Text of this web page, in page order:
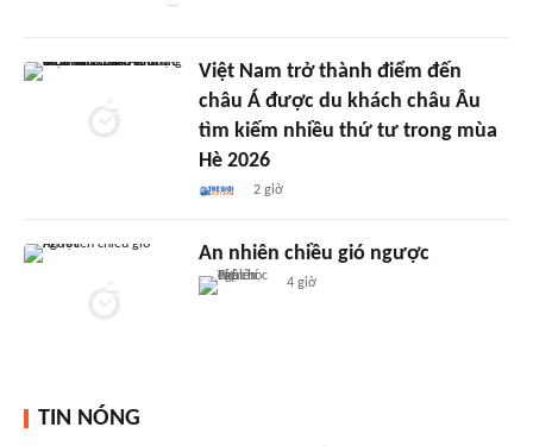
Việt Nam trở thành điểm đến
châu Á được du khách châu Âu
tìm kiếm nhiều thứ tư trong mùa
Hè 2026
2 giờ
An nhiên chiều gió ngược
4 giờ
TIN NÓNG